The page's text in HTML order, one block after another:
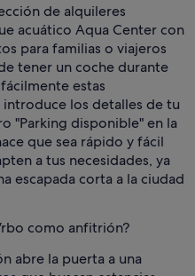
de alquileres
acuático Aqua Center con
para familias o viajeros
tener un coche durante
estas
los detalles de tu
"Parking disponible" en la
que sea rápido y fácil
a tus necesidades, ya
escapada corta a la ciudad
como anfitrión?
abre la puerta a una